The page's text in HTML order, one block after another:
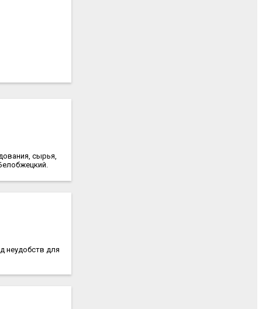
сырья,
неудобств для